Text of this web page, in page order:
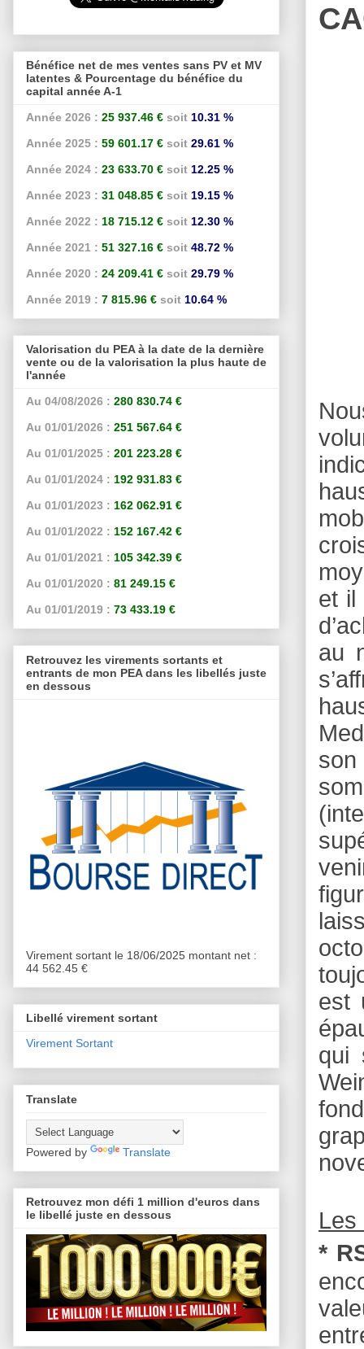
et il
au
est
qui
Les
*
Bénéfice net de mes ventes sans PV et MV
latentes & Pourcentage du bénéfice du
capital année A-1
Année 2026 : 25 937.46 € soit 10.31 %
Année 2025 : 59 601.17 € soit 29.61 %
Année 2024 : 23 633.70 € soit 12.25 %
Année 2023 : 31 048.85 € soit 19.15 %
Année 2022 : 18 715.12 € soit 12.30 %
Année 2021 : 51 327.16 € soit 48.72 %
Année 2020 : 24 209.41 € soit 29.79 %
Année 2019 : 7 815.96 € soit 10.64 %
Valorisation du PEA à la date de la dernière
vente ou de la valorisation la plus haute de
l'année
Au 04/08/2026 : 280 830.74 €
Au 01/01/2026 : 251 567.64 €
Au 01/01/2025 : 201 223.28 €
Au 01/01/2024 : 192 931.83 €
Au 01/01/2023 : 162 062.91 €
Au 01/01/2022 : 152 167.42 €
Au 01/01/2021 : 105 342.39 €
Au 01/01/2020 : 81 249.15 €
Au 01/01/2019 : 73 433.19 €
Retrouvez les virements sortants et
entrants de mon PEA dans les libellés juste
en dessous
Virement sortant le 18/06/2025 montant net :
44 562.45 €
Libellé virement sortant
Virement Sortant
Translate
Powered by Translate
Retrouvez mon défi 1 million d'euros dans
le libellé juste en dessous